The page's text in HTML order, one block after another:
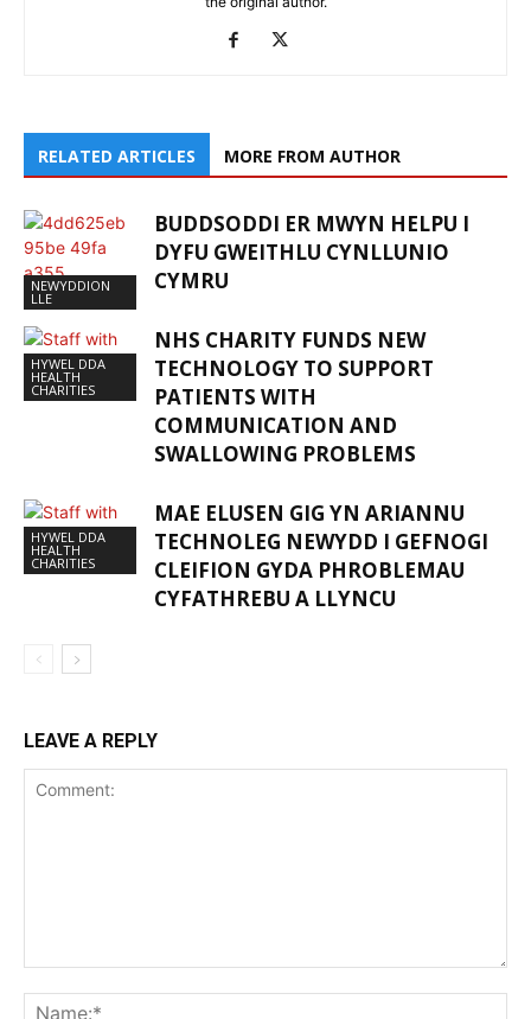
RELATED ARTICLES MORE FROM AUTHOR
NEWYDDION
LLE
BUDDSODDI ER MWYN HELPU I
DYFU GWEITHLU CYNLLUNIO
CYMRU
HYWEL DDA
HEALTH
CHARITIES
NHS CHARITY FUNDS NEW
TECHNOLOGY TO SUPPORT
PATIENTS WITH
COMMUNICATION AND
SWALLOWING PROBLEMS
HYWEL DDA
HEALTH
CHARITIES
MAE ELUSEN GIG YN ARIANNU
TECHNOLEG NEWYDD I GEFNOGI
CLEIFION GYDA PHROBLEMAU
CYFATHREBU A LLYNCU
LEAVE A REPLY